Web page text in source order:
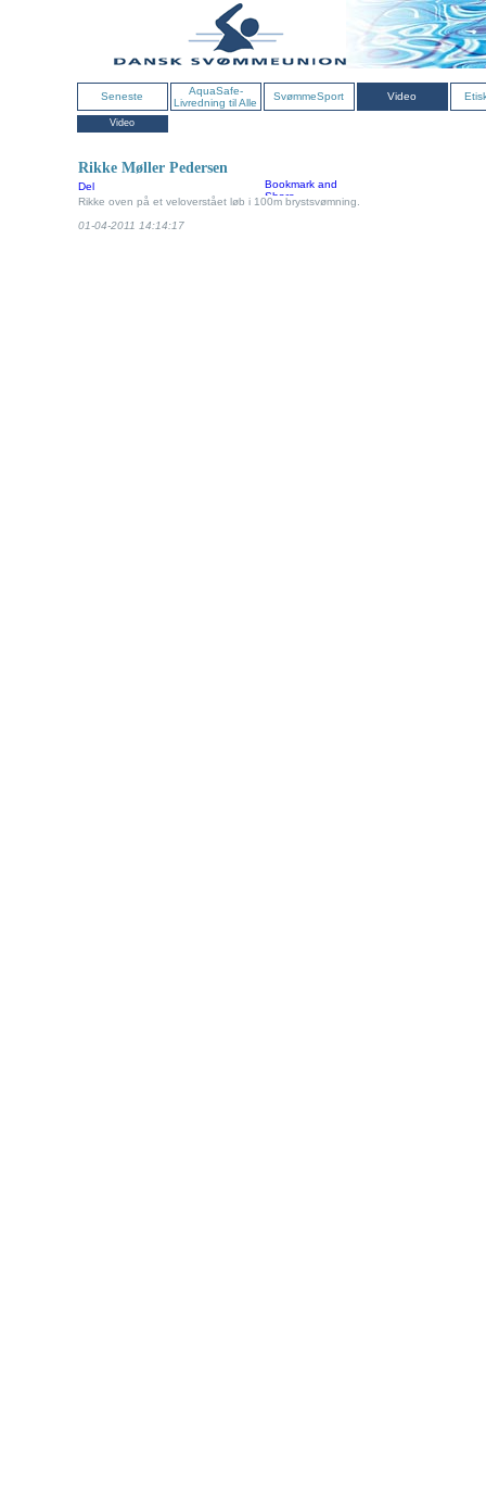
Seneste
AquaSafe-
Livredning til Alle
SvømmeSport Video
Video
Rikke Møller Pedersen
Del
Rikke oven på et veloverstået løb i 100m brystsvømning.
01-04-2011 14:14:17